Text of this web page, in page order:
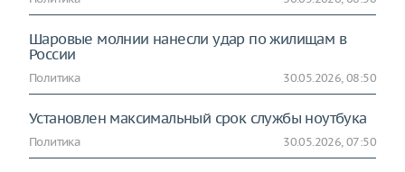
Шаровые молнии нанесли удар по жилищам в
России
Политика 30.05.2026, 08:50
Установлен максимальный срок службы ноутбука
Политика 30.05.2026, 07:50